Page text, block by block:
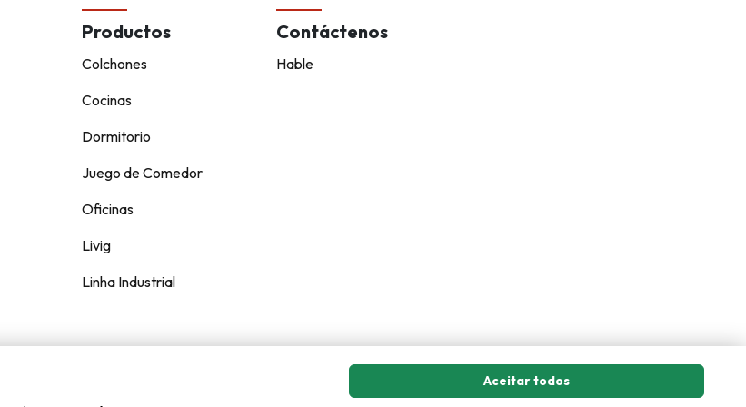
Productos
Colchones
Cocinas
Dormitorio
Juego de Comedor
Oficinas
Livig
Linha Industrial
Contáctenos
Hable
Aceitar todos